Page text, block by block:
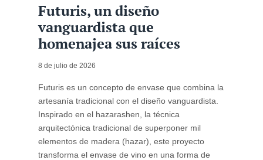
Futuris, un diseño
vanguardista que
homenajea sus raíces
8 de julio de 2026
Futuris es un concepto de envase que combina la
artesanía tradicional con el diseño vanguardista.
Inspirado en el hazarashen, la técnica
arquitectónica tradicional de superponer mil
elementos de madera (hazar), este proyecto
transforma el envase de vino en una forma de